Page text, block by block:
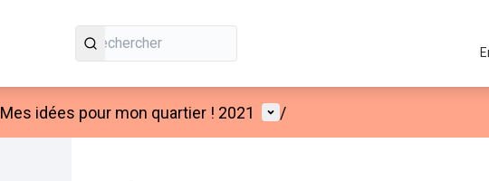
Mes idées pour mon quartier ! 2021 Menu utilisateur
/
Passer la carte